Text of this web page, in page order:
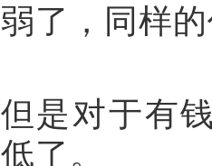
弱了，同样
但是对于有
低了。